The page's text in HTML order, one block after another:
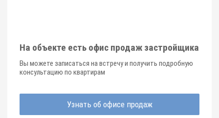
На объекте есть офис продаж застройщика
Вы можете записаться на встречу и получить подробную
консультацию по квартирам
Узнать об офисе продаж